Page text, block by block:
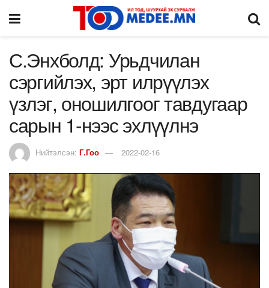
С.Энхболд: Урьдчилан
сэргийлэх, эрт илрүүлэх
үзлэг, оношилгоог тавдугаар
сарын 1-нээс эхлүүлнэ
Нийтэлсэн: Г.Гоо 2022-02-16